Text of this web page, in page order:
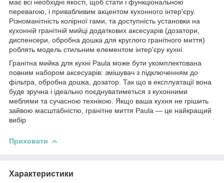
має всі необхідні якості, щоб стати і функціональною
перевагою, і привабливим акцентом кухонного інтер'єру.
Різноманітність колірної гами, та доступність установки на
кухонній гранітній мийці додаткових аксесуарів (дозатори,
диспенсери, обробна дошка для круглого гранітного миття)
роблять модель стильним елементом інтер'єру кухні.
Гранітна мийка для кухні Paula може бути укомплектована
повним набором аксесуарів: змішувач з підключенням до
фільтра, обробна дошка, дозатор. Так що в експлуатації вона
буде зручна і ідеально поєднуватиметься з кухонними
меблями та сучасною технікою. Якщо ваша кухня не грішить
зайвою масштабністю, гранітне миття Paula — це найкращий
вибір
Приховати
Характеристики